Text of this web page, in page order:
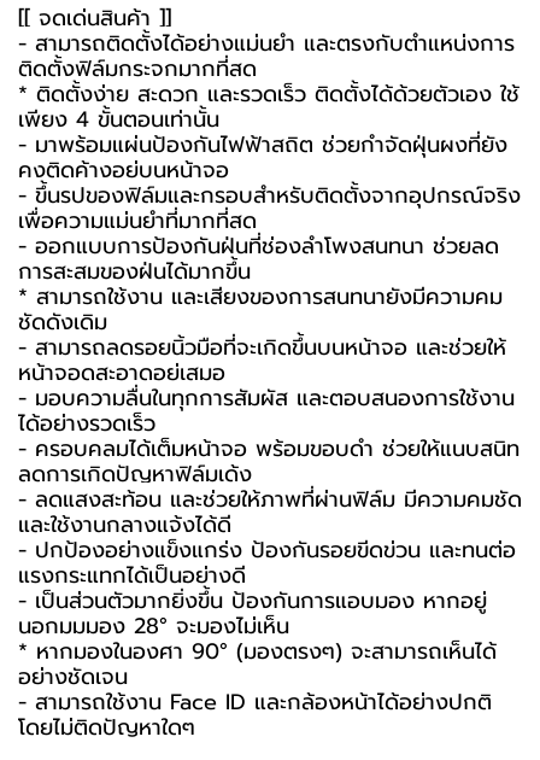
[[ จุดเด่นสินค้า ]]
- สามารถติดตั้งได้อย่างแม่นยำ และตรงกับตำแหน่งการ
ติดตั้งฟิล์มกระจกมากที่สุด
* ติดตั้งง่าย สะดวก และรวดเร็ว ติดตั้งได้ด้วยตัวเอง ใช้
เพียง 4 ขั้นตอนเท่านั้น
- มาพร้อมแผ่นป้องกันไฟฟ้าสถิต ช่วยกำจัดฝุ่นผงที่ยัง
คงติดค้างอยู่บนหน้าจอ
- ขึ้นรูปของฟิล์มและกรอบสำหรับติดตั้งจากอุปกรณ์จริง
เพื่อความแม่นยำที่มากที่สุด
- ออกแบบการป้องกันฝุ่นที่ช่องลำโพงสนทนา ช่วยลด
การสะสมของฝุ่นได้มากขึ้น
* สามารถใช้งาน และเสียงของการสนทนายังมีความคม
ชัดดังเดิม
- สามารถลดรอยนิ้วมือที่จะเกิดขึ้นบนหน้าจอ และช่วยให้
หน้าจอดูสะอาดอยู่เสมอ
- มอบความลื่นในทุกการสัมผัส และตอบสนองการใช้งาน
ได้อย่างรวดเร็ว
- ครอบคลุมได้เต็มหน้าจอ พร้อมขอบดำ ช่วยให้แนบสนิท
ลดการเกิดปัญหาฟิล์มเด้ง
- ลดแสงสะท้อน และช่วยให้ภาพที่ผ่านฟิล์ม มีความคมชัด
และใช้งานกลางแจ้งได้ดี
- ปกป้องอย่างแข็งแกร่ง ป้องกันรอยขีดข่วน และทนต่อ
แรงกระแทกได้เป็นอย่างดี
- เป็นส่วนตัวมากยิ่งขึ้น ป้องกันการแอบมอง หากอยู่
นอกมุมมอง 28° จะมองไม่เห็น
* หากมองในองศา 90° (มองตรงๆ) จะสามารถเห็นได้
อย่างชัดเจน
- สามารถใช้งาน Face ID และกล้องหน้าได้อย่างปกติ
โดยไม่ติดปัญหาใดๆ